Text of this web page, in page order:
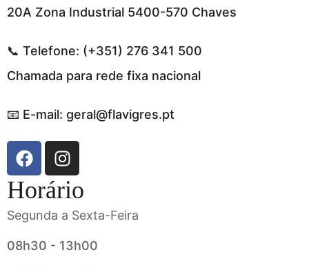
20A Zona Industrial 5400-570 Chaves
📞 Telefone: (+351) 276 341 500
Chamada para rede fixa nacional
📧 E-mail: geral@flavigres.pt
Horário
Segunda a Sexta-Feira
08h30 - 13h00